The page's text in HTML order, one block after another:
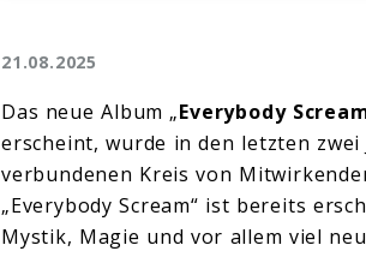
21.08.2025
Das neue Album „Everybody
erscheint, wurde in den letzten
verbundenen Kreis von
„Everybody Scream“ ist bereits
Mystik, Magie und vor allem viel